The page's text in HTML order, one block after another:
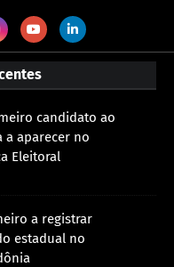
candidato ao
a aparecer no
Eleitoral
a registrar
estadual no